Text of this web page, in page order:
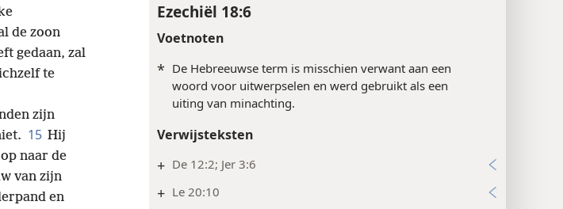
Ezechiël 18:6
Voetnoten
* De Hebreeuwse term is misschien verwant aan een
woord voor uitwerpselen en werd gebruikt als een
uiting van minachting.
Verwijsteksten
+ De 12:2; Jer 3:6
+ Le 20:10
de zoon
gedaan, zal
te
zijn
15 Hij
naar de
van zijn
en